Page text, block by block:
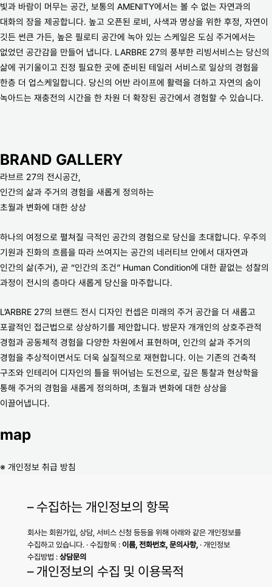
빛과 바람이 머무는 공간, 보통의 AMENITY에서는 볼 수 없는 자연과의
대화의 장을 제공합니다. 높고 오픈된 로비, 사색과 명상을 위한 후정, 자연이
깃든 썬큰 가든, 높은 필로티 공간에 녹아 있는 스케일은 도심 주거에서는
없었던 공간감을 만들어 냅니다. LARBRE 27의 풍부한 리빙서비스는 당신의
삶에 귀기울이고 진정 필요한 곳에 준비된 테일러 서비스로 일상의 경험을
한층 더 업스케일합니다. 당신의 어반 라이프에 활력을 더하고 자연의 숨이
녹아드는 재충전의 시간을 한 차원 더 확장된 공간에서 경험할 수 있습니다.
BRAND GALLERY
라브르 27의 전시공간,
인간의 삶과 주거의 경험을 새롭게 정의하는
초월과 변화에 대한 상상
하나의 여정으로 펼쳐질 극적인 공간의 경험으로 당신을 초대합니다. 우주의
기원과 진화의 흐름을 따라 쓰여지는 공간의 네러티브 안에서 대자연과
인간의 삶(주거), 곧 “인간의 조건” Human Condition에 대한 끝없는 성찰의
과정이 전시의 층마다 새롭게 당신을 마주합니다.
L’ARBRE 27의 브랜드 전시 디자인 컨셉은 미래의 주거 공간을 더 새롭고
포괄적인 접근법으로 상상하기를 제안합니다. 방문자 개개인의 상호주관적
경험과 공동체적 경험을 다양한 차원에서 표현하며, 인간의 삶과 주거의
경험을 추상적이면서도 더욱 실질적으로 재현합니다. 이는 기존의 건축적
구조와 인테리어 디자인의 틀을 뛰어넘는 도전으로, 깊은 통찰과 현상학을
통해 주거의 경험을 새롭게 정의하며, 초월과 변화에 대한 상상을
이끌어냅니다.
map
※ 개인정보 취급 방침
– 수집하는 개인정보의 항목
회사는 회원가입, 상담, 서비스 신청 등등을 위해 아래와 같은 개인정보를
수집하고 있습니다. · 수집항목 : 이름, 전화번호, 문의사항, · 개인정보
수집방법 : 상담문의
– 개인정보의 수집 및 이용목적